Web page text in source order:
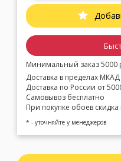
Минимальный заказ 5000
Доставка в пределах
Доставка по России от
Самовывоз бесплатно
При покупке обоев скидка
* - уточняйте у менеджеров